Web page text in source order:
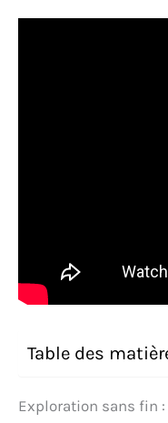
Table des
Exploration sans fin